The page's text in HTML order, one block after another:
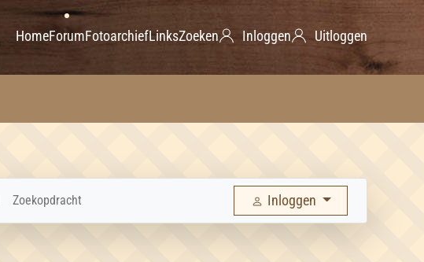
HomeForumFotoarchiefLinksZoeken Inloggen Uitloggen
Zoekopdracht Inloggen